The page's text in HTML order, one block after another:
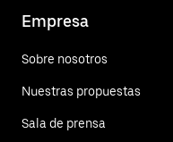
Empresa
Sobre nosotros
Nuestras propuestas
Sala de prensa